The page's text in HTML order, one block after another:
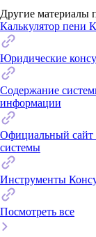
Другие материалы
Калькулятор пени
Юридические
Содержание
информации
Официальный сайт
системы
Инструменты
Посмотреть все